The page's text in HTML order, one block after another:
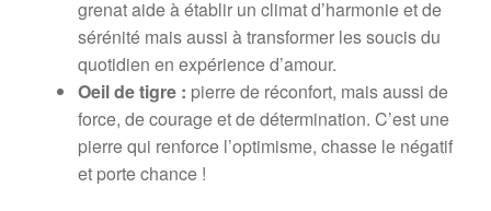
grenat aide à établir un climat d’harmonie et de
sérénité mais aussi à transformer les soucis du
quotidien en expérience d’amour.
Oeil de tigre : pierre de réconfort, mais aussi de
force, de courage et de détermination. C’est une
pierre qui renforce l’optimisme, chasse le négatif
et porte chance !